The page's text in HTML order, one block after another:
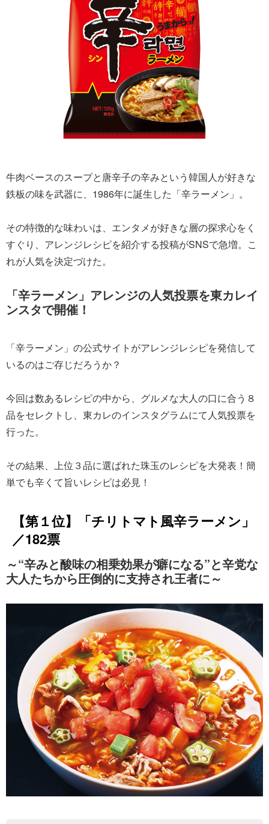
牛肉ベースのスープと唐辛子の辛みという韓国人が好きな
鉄板の味を武器に、1986年に誕生した「辛ラーメン」。
その特徴的な味わいは、エンタメが好きな層の探求心をく
すぐり、アレンジレシピを紹介する投稿がSNSで急増。こ
れが人気を決定づけた。
「辛ラーメン」アレンジの人気投票を東カレイ
ンスタで開催！
「辛ラーメン」の公式サイトがアレンジレシピを発信して
いるのはご存じだろうか？
今回は数あるレシピの中から、グルメな大人の口に合う８
品をセレクトし、東カレのインスタグラムにて人気投票を
行った。
その結果、上位３品に選ばれた珠玉のレシピを大発表！簡
単でも辛くて旨いレシピは必見！
【第１位】「チリトマト風辛ラーメン」
／182票
～“辛みと酸味の相乗効果が癖になる”と辛党な
大人たちから圧倒的に支持され王者に～